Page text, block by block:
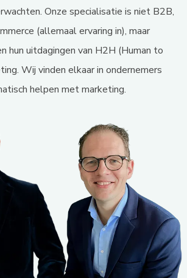
Onze specialisatie is niet B2B,
(allemaal ervaring in), maar
hun uitdagingen van H2H (Human to
Wij vinden elkaar in ondernemers
helpen met marketing.